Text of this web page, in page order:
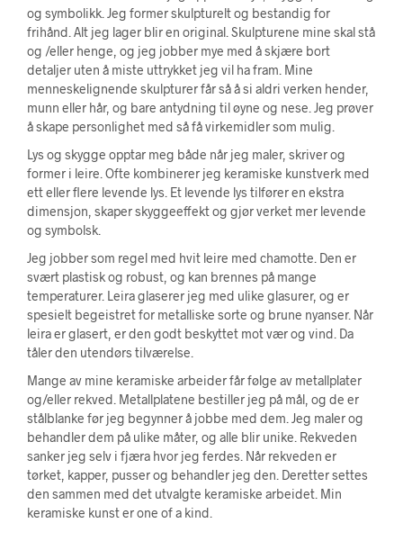
og symbolikk. Jeg former skulpturelt og bestandig for
frihånd. Alt jeg lager blir en original. Skulpturene mine skal stå
og /eller henge, og jeg jobber mye med å skjære bort
detaljer uten å miste uttrykket jeg vil ha fram. Mine
menneskelignende skulpturer får så å si aldri verken hender,
munn eller hår, og bare antydning til øyne og nese. Jeg prøver
å skape personlighet med så få virkemidler som mulig.
Lys og skygge opptar meg både når jeg maler, skriver og
former i leire. Ofte kombinerer jeg keramiske kunstverk med
ett eller flere levende lys. Et levende lys tilfører en ekstra
dimensjon, skaper skyggeeffekt og gjør verket mer levende
og symbolsk.
Jeg jobber som regel med hvit leire med chamotte. Den er
svært plastisk og robust, og kan brennes på mange
temperaturer. Leira glaserer jeg med ulike glasurer, og er
spesielt begeistret for metalliske sorte og brune nyanser. Når
leira er glasert, er den godt beskyttet mot vær og vind. Da
tåler den utendørs tilværelse.
Mange av mine keramiske arbeider får følge av metallplater
og/eller rekved. Metallplatene bestiller jeg på mål, og de er
stålblanke før jeg begynner å jobbe med dem. Jeg maler og
behandler dem på ulike måter, og alle blir unike. Rekveden
sanker jeg selv i fjæra hvor jeg ferdes. Når rekveden er
tørket, kapper, pusser og behandler jeg den. Deretter settes
den sammen med det utvalgte keramiske arbeidet. Min
keramiske kunst er one of a kind.